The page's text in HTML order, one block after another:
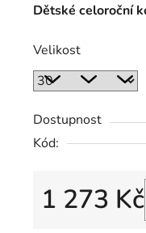
Dětské celoroční
Velikost
Dostupnost
Kód:
1 273 Kč